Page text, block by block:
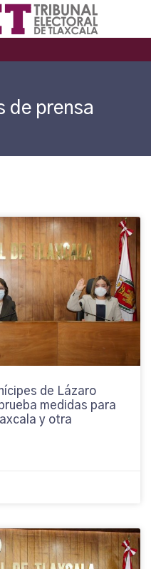
de prensa
de Lázaro
medidas para
y otra